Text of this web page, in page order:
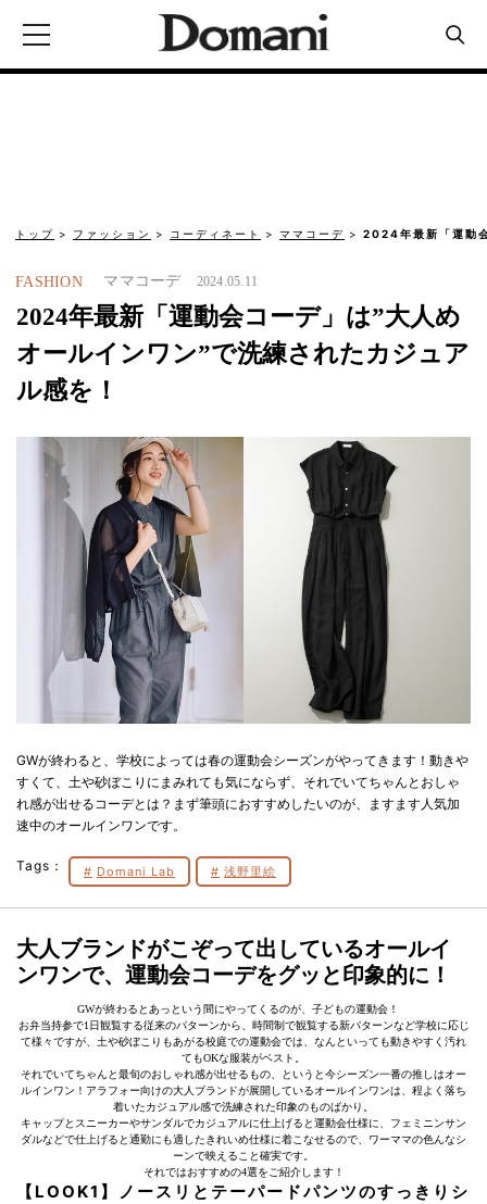
トップ ファッション コーディネート ママコーデ 2024年最新「運動
FASHION ママコーデ 2024.05.11
2024年最新「運動会コーデ」は”大人め
オールインワン”で洗練されたカジュア
ル感を！
GWが終わると、学校によっては春の運動会シーズンがやってきます！動きや
すくて、土や砂ぼこりにまみれても気にならず、それでいてちゃんとおしゃ
れ感が出せるコーデとは？まず筆頭におすすめしたいのが、ますます人気加
速中のオールインワンです。
Tags： Domani Lab 浅野里絵
大人ブランドがこぞって出しているオールイ
ンワンで、運動会コーデをグッと印象的に！
GWが終わるとあっという間にやってくるのが、子どもの運動会！
お弁当持参で1日観覧する従来のパターンから、時間制で観覧する新パターンなど学校に応じ
て様々ですが、土や砂ぼこりもあがる校庭での運動会では、なんといっても動きやすく汚れ
てもOKな服装がベスト。
それでいてちゃんと最旬のおしゃれ感が出せるもの、というと今シーズン一番の推しはオー
ルインワン！アラフォー向けの大人ブランドが展開しているオールインワンは、程よく落ち
着いたカジュアル感で洗練された印象のものばかり。
キャップとスニーカーやサンダルでカジュアルに仕上げると運動会仕様に、フェミニンサン
ダルなどで仕上げると通勤にも適したきれいめ仕様に着こなせるので、ワーママの色んなシ
ーンで映えること確実です。
それではおすすめの4選をご紹介します！
【LOOK1】ノースリとテーパードパンツのすっきりシ